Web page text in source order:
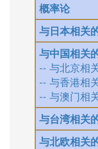
概率论
与日本相关
与中国相关
-- 与北京相
-- 与香港相
-- 与澳门相
与台湾相关
与北欧相关